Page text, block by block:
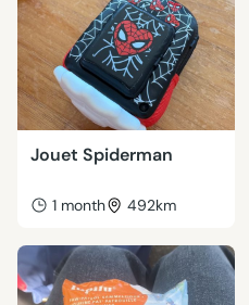
Jouet Spiderman
1 month 492km